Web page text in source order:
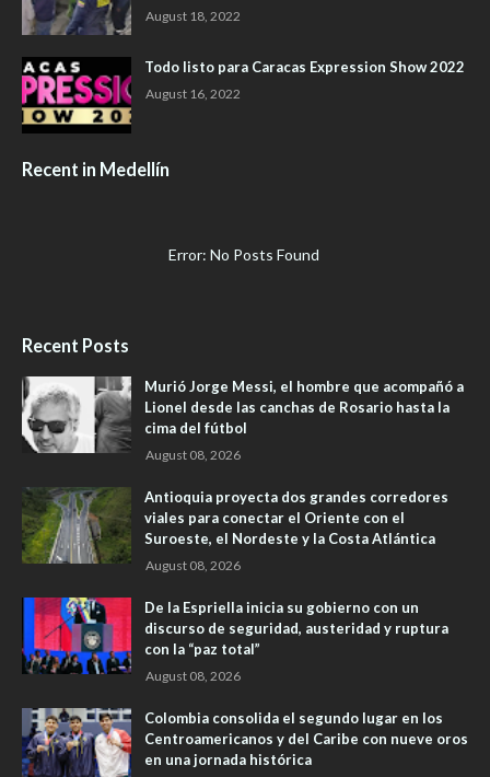
August 18, 2022
Todo listo para Caracas Expression Show 2022
August 16, 2022
Recent in Medellín
Error: No Posts Found
Recent Posts
Murió Jorge Messi, el hombre que acompañó a
Lionel desde las canchas de Rosario hasta la
cima del fútbol
August 08, 2026
Antioquia proyecta dos grandes corredores
viales para conectar el Oriente con el
Suroeste, el Nordeste y la Costa Atlántica
August 08, 2026
De la Espriella inicia su gobierno con un
discurso de seguridad, austeridad y ruptura
con la “paz total”
August 08, 2026
Colombia consolida el segundo lugar en los
Centroamericanos y del Caribe con nueve oros
en una jornada histórica